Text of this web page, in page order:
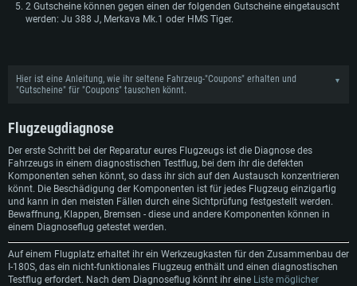
2 Gutscheine können gegen einen der folgenden Gutscheine eingetauscht
werden: Ju 388 J, Merkava Mk.1 oder HMS Tiger.
Hier ist eine Anleitung, wie ihr seltene Fahrzeug-"Coupons" erhalten und
"Gutscheine" für "Coupons" tauschen könnt.
▼
Flugzeugdiagnose
Der erste Schritt bei der Reparatur eures Flugzeugs ist die Diagnose des
Fahrzeugs in einem diagnostischen Testflug, bei dem ihr die defekten
Komponenten sehen könnt, so dass ihr sich auf den Austausch konzentrieren
könnt. Die Beschädigung der Komponenten ist für jedes Flugzeug einzigartig
und kann in den meisten Fällen durch eine Sichtprüfung festgestellt werden.
Bewaffnung, Klappen, Bremsen - diese und andere Komponenten können in
einem Diagnoseflug getestet werden.
Auf einem Flugplatz erhaltet ihr ein Werkzeugkasten für den Zusammenbau der
I-180S, das ein nicht-funktionales Flugzeug enthält und einen diagnostischen
Testflug erfordert. Nach dem Diagnoseflug könnt ihr eine Liste möglicher